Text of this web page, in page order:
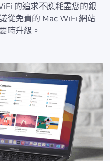
的追求不應耗盡您的銀
從免費的 Mac WiFi 網站
時升級。